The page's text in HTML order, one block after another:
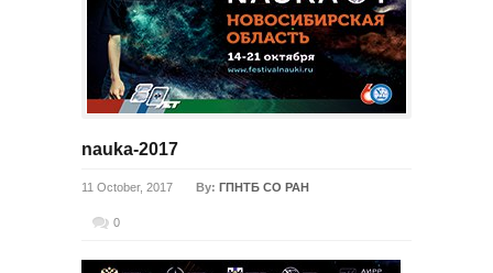
nauka-2017
11 October, 2017 By: ГПНТБ СО РАН
0